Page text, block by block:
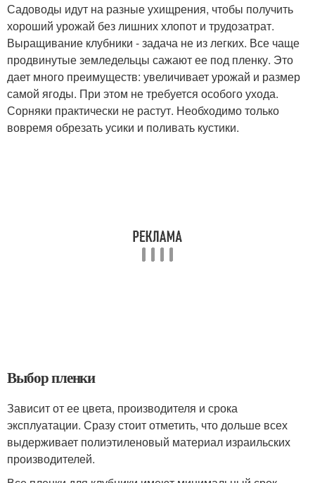
Садоводы идут на разные ухищрения, чтобы получить
хороший урожай без лишних хлопот и трудозатрат.
Выращивание клубники - задача не из легких. Все чаще
продвинутые земледельцы сажают ее под пленку. Это
дает много преимуществ: увеличивает урожай и размер
самой ягоды. При этом не требуется особого ухода.
Сорняки практически не растут. Необходимо только
вовремя обрезать усики и поливать кустики.
Выбор пленки
Зависит от ее цвета, производителя и срока
эксплуатации. Сразу стоит отметить, что дольше всех
выдерживает полиэтиленовый материал израильских
производителей.